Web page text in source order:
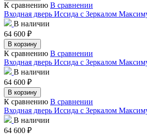
К сравнению В сравнении
Входная дверь Иссида с Зеркалом
В наличии
64 600 ₽
В корзину
К сравнению В сравнении
Входная дверь Иссида с Зеркалом
В наличии
64 600 ₽
В корзину
К сравнению В сравнении
Входная дверь Иссида с Зеркалом
В наличии
64 600 ₽